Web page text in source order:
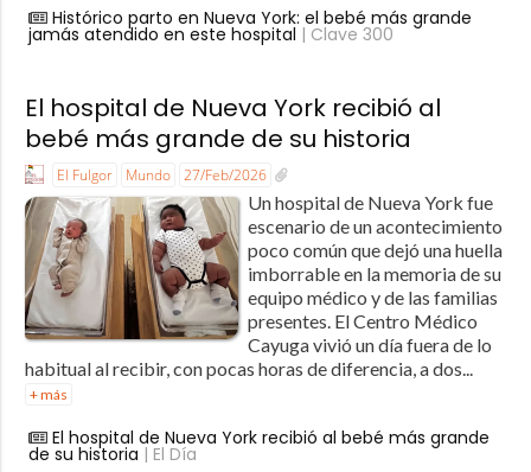
Histórico parto en Nueva York: el bebé más grande
jamás atendido en este hospital | Clave 300
El hospital de Nueva York recibió al
bebé más grande de su historia
El Fulgor Mundo 27/Feb/2026
Un hospital de Nueva York fue
escenario de un acontecimiento
poco común que dejó una huella
imborrable en la memoria de su
equipo médico y de las familias
presentes. El Centro Médico
Cayuga vivió un día fuera de lo
habitual al recibir, con pocas horas de diferencia, a dos...
+ más
El hospital de Nueva York recibió al bebé más grande
de su historia | El Día